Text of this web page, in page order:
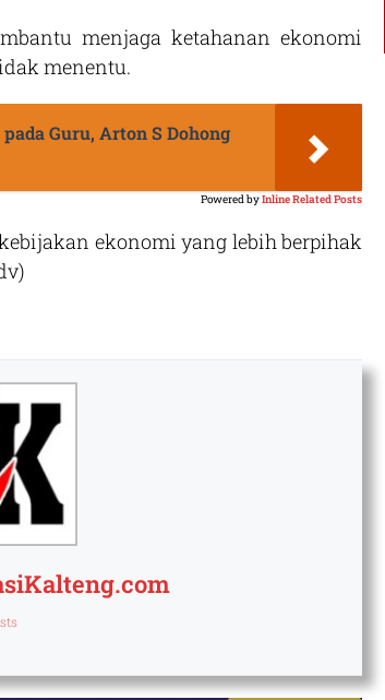
menjaga ketahanan ekonomi
menentu.
Guru, Arton S Dohong
Powered byInline Related Posts
ekonomi yang lebih berpihak